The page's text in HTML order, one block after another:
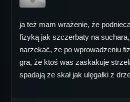
ja też mam wrażenie, że
fizyką jak szczerbaty na
narzekać, że po wprowadzeniu
gra, że ktoś was zaskakuje
spadają ze skał jak ulęgałki z